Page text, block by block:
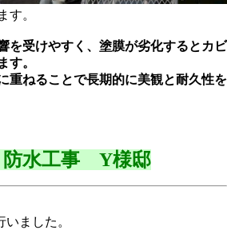
す。
を受けやすく、塗膜が劣化するとカビ
す。
重ねることで長期的に美観と耐久性を
水工事 Y様邸
ました。